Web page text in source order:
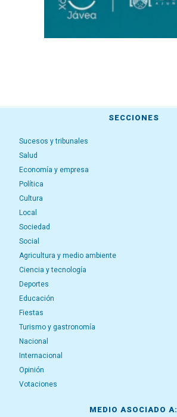
SECCIONES
Sucesos y tribunales
Salud
Economía y empresa
Política
Cultura
Local
Sociedad
Social
Agricultura y medio ambiente
Ciencia y tecnología
Deportes
Educación
Fiestas
Turismo y gastronomía
Nacional
Internacional
Opinión
Votaciones
MEDIO ASOCIADO A: